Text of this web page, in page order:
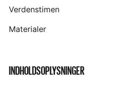
Verdenstimen
Materialer
INDHOLDSOPLYSNINGER